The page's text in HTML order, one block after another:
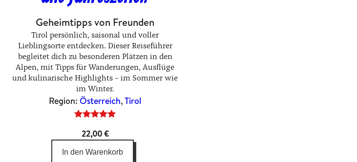
Geheimtipps von Freunden
Tirol persönlich, saisonal und voller
Lieblingsorte entdecken. Dieser Reiseführer
begleitet dich zu besonderen Plätzen in den
Alpen, mit Tipps für Wanderungen, Ausflüge
und kulinarische Highlights – im Sommer wie
im Winter.
Region: Österreich, Tirol
mit5.00
von 5,
22,00€
In den Warenkorb